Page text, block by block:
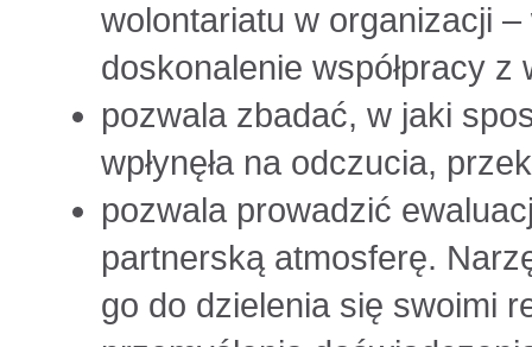
wolontariatu w organizacji
doskonalenie współpracy z
pozwala zbadać, w jaki
wpłynęła na odczucia,
pozwala prowadzić
partnerską atmosferę.
go do dzielenia się swoimi